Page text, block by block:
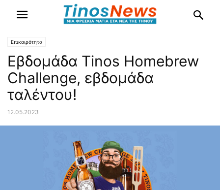
Επικαιρότητα
Εβδομάδα Tinos Homebrew
Challenge, εβδομάδα
ταλέντου!
12.05.2023